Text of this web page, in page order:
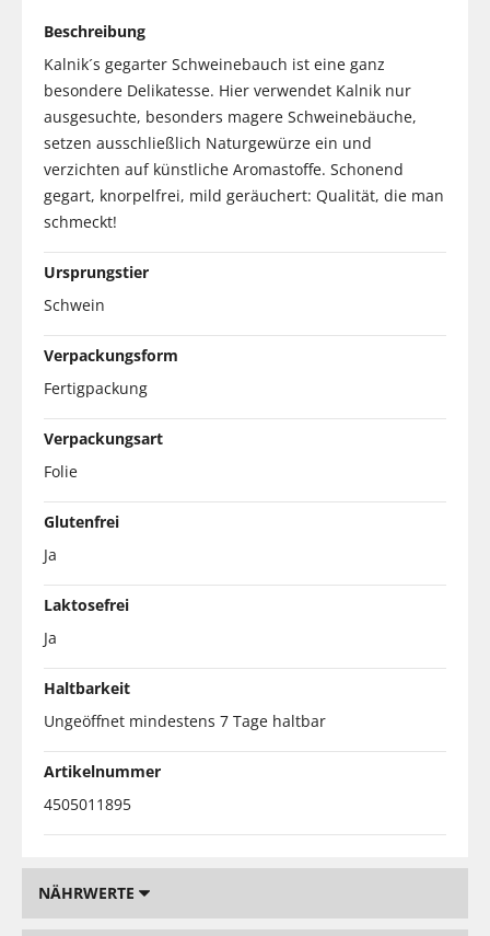
Beschreibung
Kalnik´s gegarter Schweinebauch ist eine ganz
besondere Delikatesse. Hier verwendet Kalnik nur
ausgesuchte, besonders magere Schweinebäuche,
setzen ausschließlich Naturgewürze ein und
verzichten auf künstliche Aromastoffe. Schonend
gegart, knorpelfrei, mild geräuchert: Qualität, die man
schmeckt!
Ursprungstier
Schwein
Verpackungsform
Fertigpackung
Verpackungsart
Folie
Glutenfrei
Ja
Laktosefrei
Ja
Haltbarkeit
Ungeöffnet mindestens 7 Tage haltbar
Artikelnummer
4505011895
NÄHRWERTE